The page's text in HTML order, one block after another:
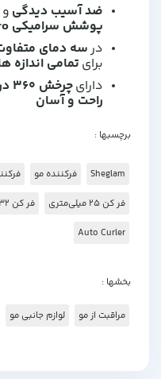
ضد آسیب دیدگی و
پوشش سرامیکی GlossPro
درسه دمای متفاوت 170 ، 190 و
برای تمامی اندازه
دارایچرخش 360 درجه ای سیم
راحت و آسان
برچسبها :
Sheglam فرکننده مو
فر کن ۲۵ میلی‌متری فر کن ۳۲ میلی‌متری
Auto Curler
بخشها :
مراقبت از مو لوازم جانبی مو